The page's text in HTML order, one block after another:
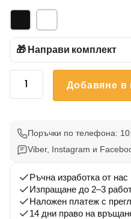
🎁 Направи комплект
количество
Добавяне в
Поръчки по телефона:
Viber, Instagram и
Ръчна изработка от нас
Изпращане до 2–3
Наложен платеж с
14 дни право на